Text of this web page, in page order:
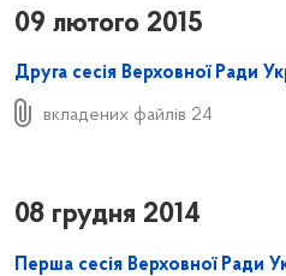
09 лютого 2015
Друга сесія Верховної Ради
вкладених файлів 24
08 грудня 2014
Перша сесія Верховної Ради